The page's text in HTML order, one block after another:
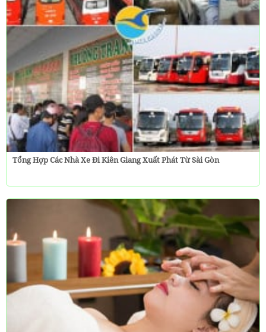
Tổng Hợp Các Nhà Xe Đi Kiên Giang Xuất Phát Từ Sài Gòn